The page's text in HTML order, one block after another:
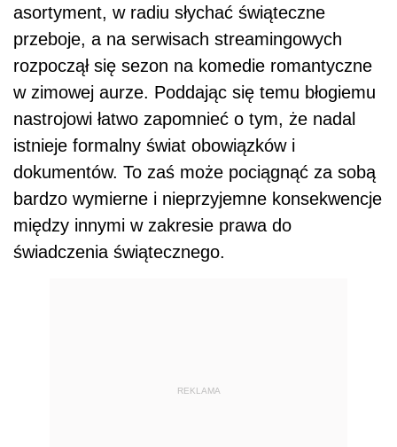
asortyment, w radiu słychać świąteczne
przeboje, a na serwisach streamingowych
rozpoczął się sezon na komedie romantyczne
w zimowej aurze. Poddając się temu błogiemu
nastrojowi łatwo zapomnieć o tym, że nadal
istnieje formalny świat obowiązków i
dokumentów. To zaś może pociągnąć za sobą
bardzo wymierne i nieprzyjemne konsekwencje
między innymi w zakresie prawa do
świadczenia świątecznego.
REKLAMA